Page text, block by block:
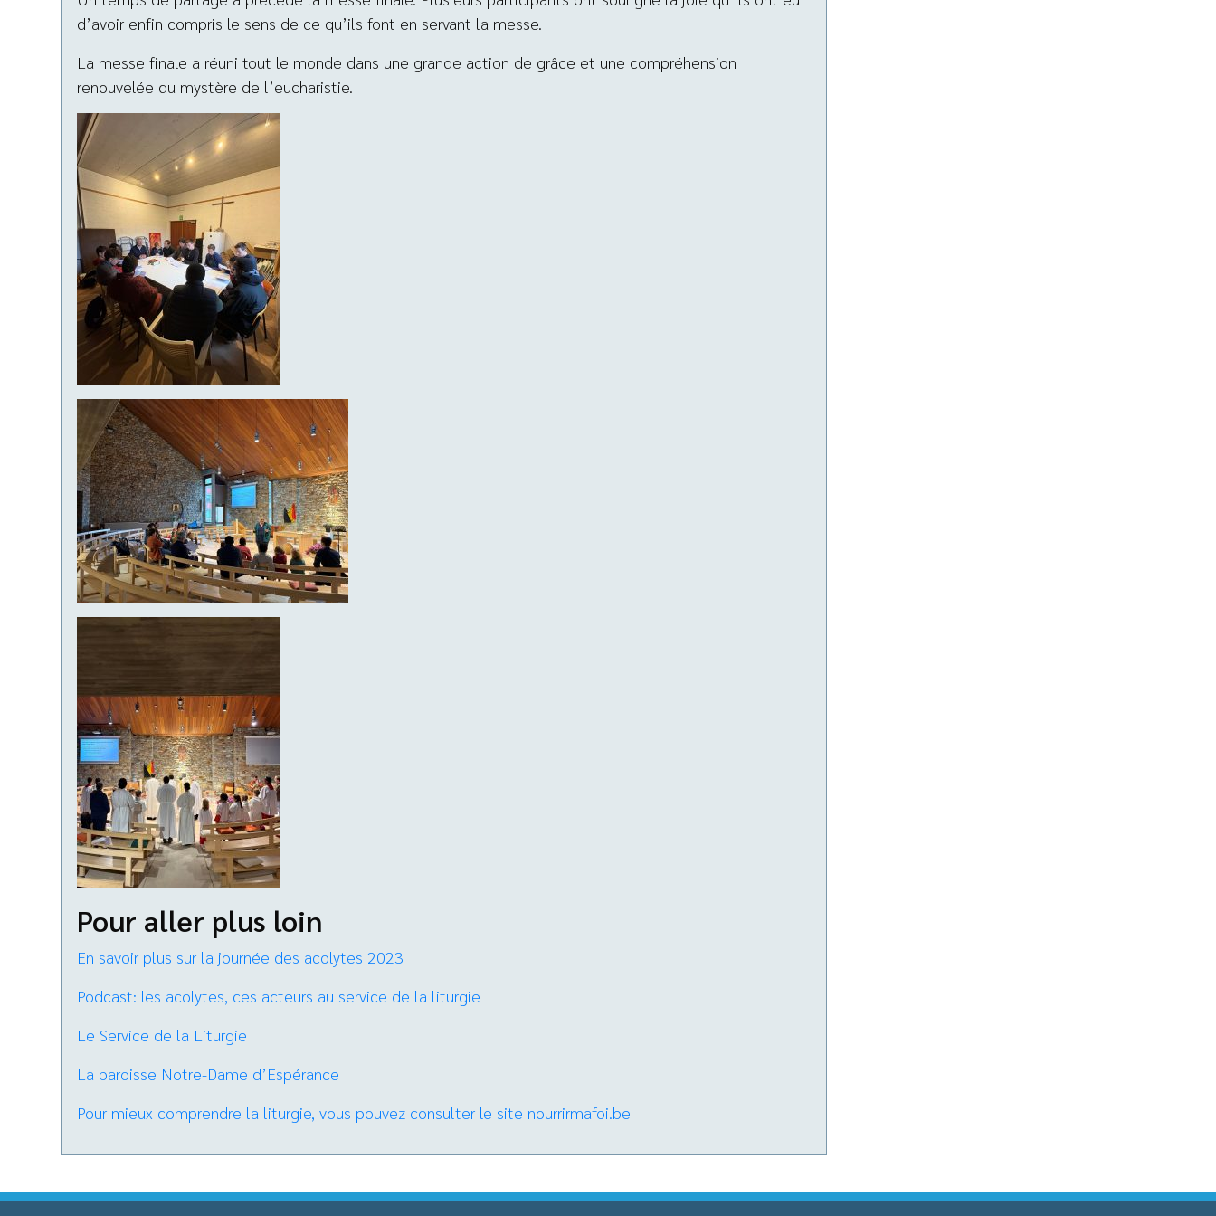
d’avoir enfin compris le sens de ce qu’ils font en servant la messe.
La messe finale a réuni tout le monde dans une grande action de grâce et une compréhension
renouvelée du mystère de l’eucharistie.
Pour aller plus loin
En savoir plus sur la journée des acolytes 2023
Podcast: les acolytes, ces acteurs au service de la liturgie
Le Service de la Liturgie
La paroisse Notre-Dame d’Espérance
Pour mieux comprendre la liturgie, vous pouvez consulter le site nourrirmafoi.be